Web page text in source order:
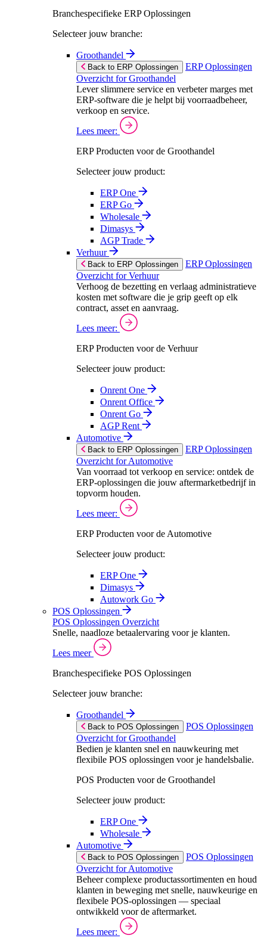
Branchespecifieke ERP Oplossingen
Selecteer jouw branche:
Groothandel
Back to ERP Oplossingen
ERP Oplossingen
Overzicht for Groothandel
Lever slimmere service en verbeter marges met
ERP-software die je helpt bij voorraadbeheer,
verkoop en service.
Lees meer:
ERP Producten voor de Groothandel
Selecteer jouw product:
ERP One
ERP Go
Wholesale
Dimasys
AGP Trade
Verhuur
Back to ERP Oplossingen
ERP Oplossingen
Overzicht for Verhuur
Verhoog de bezetting en verlaag administratieve
kosten met software die je grip geeft op elk
contract, asset en aanvraag.
Lees meer:
ERP Producten voor de Verhuur
Selecteer jouw product:
Onrent One
Onrent Office
Onrent Go
AGP Rent
Automotive
Back to ERP Oplossingen
ERP Oplossingen
Overzicht for Automotive
Van voorraad tot verkoop en service: ontdek de
ERP-oplossingen die jouw aftermarketbedrijf in
topvorm houden.
Lees meer:
ERP Producten voor de Automotive
Selecteer jouw product:
ERP One
Dimasys
Autowork Go
POS Oplossingen
POS Oplossingen Overzicht
Snelle, naadloze betaalervaring voor je klanten.
Lees meer
Branchespecifieke POS Oplossingen
Selecteer jouw branche:
Groothandel
Back to POS Oplossingen
POS Oplossingen
Overzicht for Groothandel
Bedien je klanten snel en nauwkeuring met
flexibile POS oplossingen voor je handelsbalie.
POS Producten voor de Groothandel
Selecteer jouw product:
ERP One
Wholesale
Automotive
Back to POS Oplossingen
POS Oplossingen
Overzicht for Automotive
Beheer complexe productassortimenten en houd
klanten in beweging met snelle, nauwkeurige en
flexibele POS-oplossingen — speciaal
ontwikkeld voor de aftermarket.
Lees meer: